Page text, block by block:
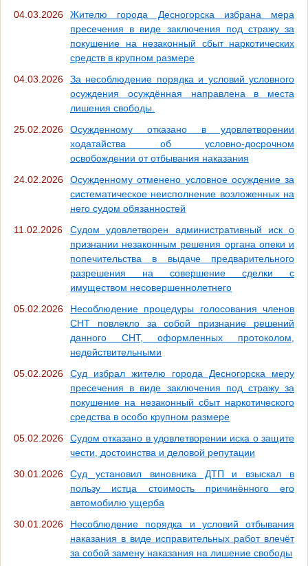
04.03.2026
Жителю города Десногорска избрана мера
пресечения в виде заключения под стражу за
покушение на незаконный сбыт наркотических
средств в крупном размере
04.03.2026
За несоблюдение порядка и условий условного
осуждения осуждённая направлена в места
лишения свободы.
25.02.2026
Осужденному отказано в удовлетворении
ходатайства об условно-досрочном
освобождении от отбывания наказания
24.02.2026
Осужденному отменено условное осуждение за
систематическое неисполнение возложенных на
него судом обязанностей
11.02.2026
Судом удовлетворен административный иск о
признании незаконным решения органа опеки и
попечительства в выдаче предварительного
разрешения на совершение сделки с
имуществом несовершеннолетнего
05.02.2026
Несоблюдение процедуры голосования членов
СНТ повлекло за собой признание решений
данного СНТ, оформленных протоколом,
недействительными
05.02.2026
Суд избрал жителю города Десногорска меру
пресечения в виде заключения под стражу за
покушение на незаконный сбыт наркотического
средства в особо крупном размере
05.02.2026
Судом отказано в удовлетворении иска о защите
чести, достоинства и деловой репутации
30.01.2026
Суд установил виновника ДТП и взыскал в
пользу истца стоимость причинённого его
автомобилю ущерба
30.01.2026
Несоблюдение порядка и условий отбывания
наказания в виде исправительных работ влечёт
за собой замену наказания на лишение свободы